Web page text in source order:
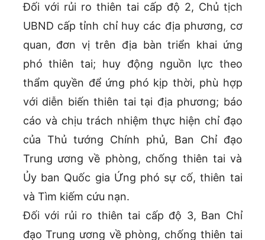
Đối với rủi ro thiên tai cấp độ 2, Chủ tịch
UBND cấp tỉnh chỉ huy các địa phương, cơ
quan, đơn vị trên địa bàn triển khai ứng
phó thiên tai; huy động nguồn lực theo
thẩm quyền để ứng phó kịp thời, phù hợp
với diễn biến thiên tai tại địa phương; báo
cáo và chịu trách nhiệm thực hiện chỉ đạo
của Thủ tướng Chính phủ, Ban Chỉ đạo
Trung ương về phòng, chống thiên tai và
Ủy ban Quốc gia Ứng phó sự cố, thiên tai
và Tìm kiếm cứu nạn.
Đối với rủi ro thiên tai cấp độ 3, Ban Chỉ
đạo Trung ương về phòng, chống thiên tai